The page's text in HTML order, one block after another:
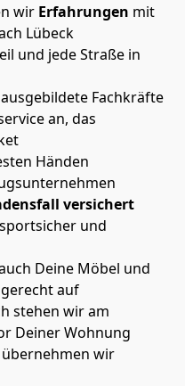
wir Erfahrungen mit
Lübeck
und jede Straße in
Fachkräfte
an, das
Händen
versichert
und
Deine Möbel und
auf
stehen wir am
Deiner Wohnung
übernehmen wir